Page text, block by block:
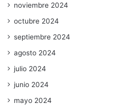
noviembre 2024
octubre 2024
septiembre 2024
agosto 2024
julio 2024
junio 2024
mayo 2024